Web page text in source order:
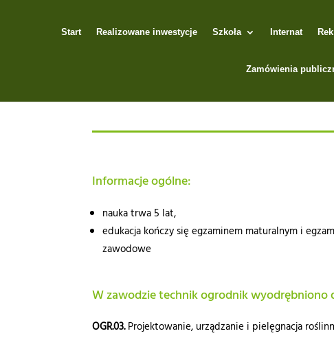
Start Realizowane inwestycje Szkoła Internat
Zamówienia
Informacje ogólne:
nauka trwa 5 lat,
edukacja kończy się egzaminem maturalnym i
zawodowe
W zawodzie technik ogrodnik wyodrębniono
OGR.03.Projektowanie, urządzanie i pielęgnacja